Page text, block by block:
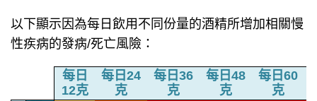
以下顯示因為每日飲用不同份量的酒精所增加相關慢
性疾病的發病/死亡風險：
每日
12克
每日24
克
每日36
克
每日48
克
每日60
克